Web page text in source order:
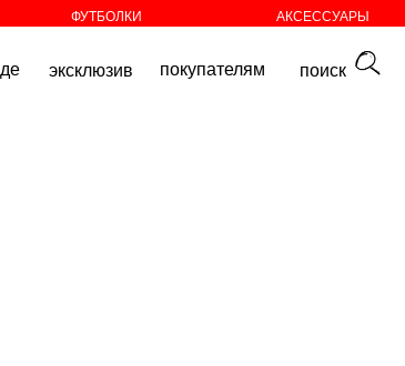
поиск
ФУТБОЛКИ АКСЕССУАРЫ